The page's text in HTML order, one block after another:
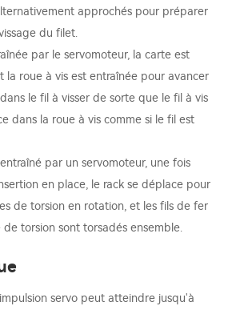
approchés pour préparer
du filet.
par le servomoteur, la carte est
la roue à vis est entraînée pour avancer
le fil à visser de sorte que le fil à vis
dans la roue à vis comme si le fil est
par un servomoteur, une fois
en place, le rack se déplace pour
de torsion en rotation, et les fils de fer
torsion sont torsadés ensemble.
servo peut atteindre jusqu'à